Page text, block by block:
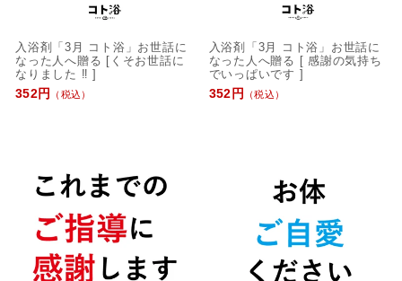
入浴剤「3月 コト浴」お世話に
なった人へ贈る [くそお世話に
なりました ‼ ]
352円
（税込）
入浴剤「3月 コト浴」お世話に
なった人へ贈る [ 感謝の気持ち
でいっぱいです ]
352円
（税込）